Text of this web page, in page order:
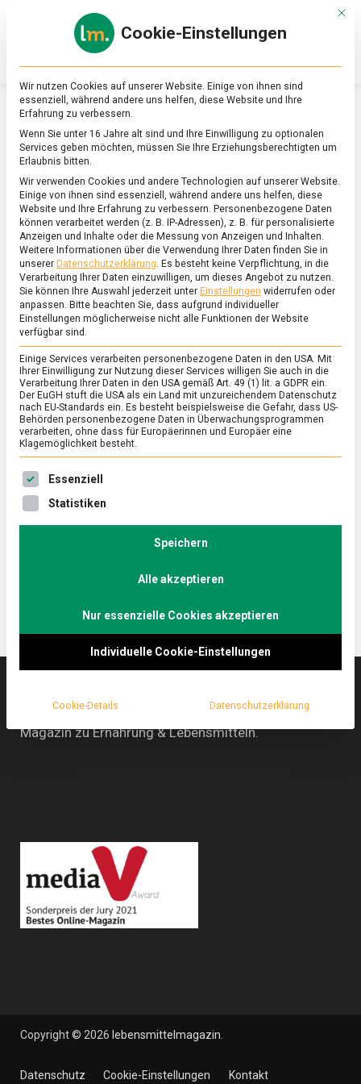
Online-
Magazin
zu
&
Ernährung
SCHLAGWORT:BROTLINGE
ERNÄHRUNG & GESUNDHEIT /FEATURED
Hart dran zu knabbern – Heldenbrot
4. November 2022
Hart
Aus altem Brot neue Lebensmittel herstellen – dafür
hat das Start-up Heldenbrot jüngst den „Zu gut für
Lebensmittelmagazin.de hat mit der Gründerin
lebensmittelmagazin
(.de) ist das Online-
Magazin zu Ernährung & Lebensmitteln.
Copyright © 2026 lebensmittelmagazin
Datenschutz Cookie-Einstellungen Kontakt
Mit
Cookie-Einstellungen
Wir nutzen Cookies auf unserer Website. Einige von ihnen sind
essenziell, während andere uns helfen, diese Website und Ihre
Erfahrung zu verbessern.
Wenn Sie unter 16 Jahre alt sind und Ihre Einwilligung zu optionalen
Services geben möchten, müssen Sie Ihre Erziehungsberechtigten um
Erlaubnis bitten.
Wir verwenden Cookies und andere Technologien auf unserer Website.
Einige von ihnen sind essenziell, während andere uns helfen, diese
Website und Ihre Erfahrung zu verbessern. Personenbezogene Daten
können verarbeitet werden (z. B. IP-Adressen), z. B. für personalisierte
Anzeigen und Inhalte oder die Messung von Anzeigen und Inhalten.
Weitere Informationen über die Verwendung Ihrer Daten finden Sie in
unserer Datenschutzerklärung. Es besteht keine Verpflichtung, in die
Verarbeitung Ihrer Daten einzuwilligen, um dieses Angebot zu nutzen.
Sie können Ihre Auswahl jederzeit unter Einstellungen widerrufen oder
anpassen. Bitte beachten Sie, dass aufgrund individueller
Einstellungen möglicherweise nicht alle Funktionen der Website
verfügbar sind.
Einige Services verarbeiten personenbezogene Daten in den USA. Mit
Ihrer Einwilligung zur Nutzung dieser Services willigen Sie auch in die
Verarbeitung Ihrer Daten in den USA gemäß Art. 49 (1) lit. a GDPR ein.
Der EuGH stuft die USA als ein Land mit unzureichendem Datenschutz
nach EU-Standards ein. Es besteht beispielsweise die Gefahr, dass US-
Behörden personenbezogene Daten in Überwachungsprogrammen
verarbeiten, ohne dass für Europäerinnen und Europäer eine
Klagemöglichkeit besteht.
Es folgt eine Liste der Service-Gruppen, für die eine
Essenziell
Statistiken
Speichern
Alle akzeptieren
Nur essenzielle Cookies akzeptieren
Individuelle Cookie-Einstellungen
Cookie-Details Datenschutzerklärung